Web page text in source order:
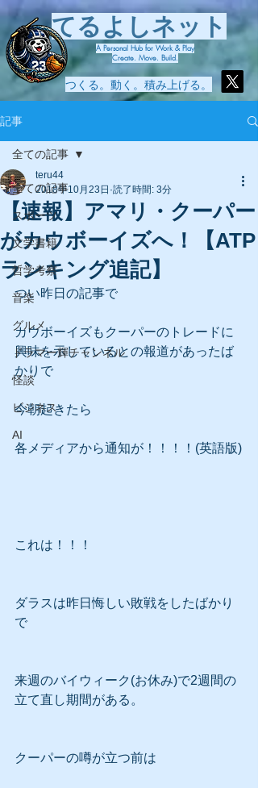
てるよしネット
つくる。動く。積み上げる。
A Personal Hub for Work & Play
Create. Move. Build.
記事
全ての記事
スポーツ
文学書籍
哲学考察
音楽
グルメ
ドラマー輝チャンネル
怪談
ビジネス
AI
全ての記事
【速報】アマリ・クーパー
がカウボーイズへ！【ATP
ランキング追記】
teru44
2018年10月23日 読了時間: 3分
つい昨日の記事で
カウボーイズもクーパーのトレードに
興味を示しているとの報道があったば
かりで
今朝起きたら
各メディアから通知が！！！！(英語版)
これは！！！
ダラスは昨日悔しい敗戦をしたばかり
で
来週のバイウィーク(お休み)で2週間の
立て直し期間がある。
クーパーの噂が立つ前は